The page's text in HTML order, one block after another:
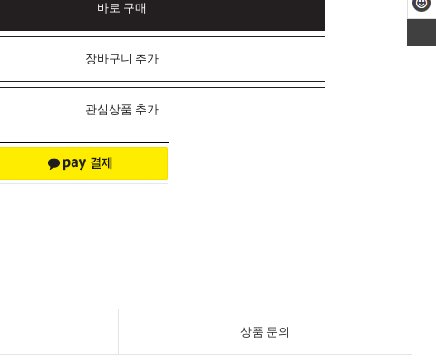
바로 구매
장바구니 추가
관심상품 추가
상품 문의